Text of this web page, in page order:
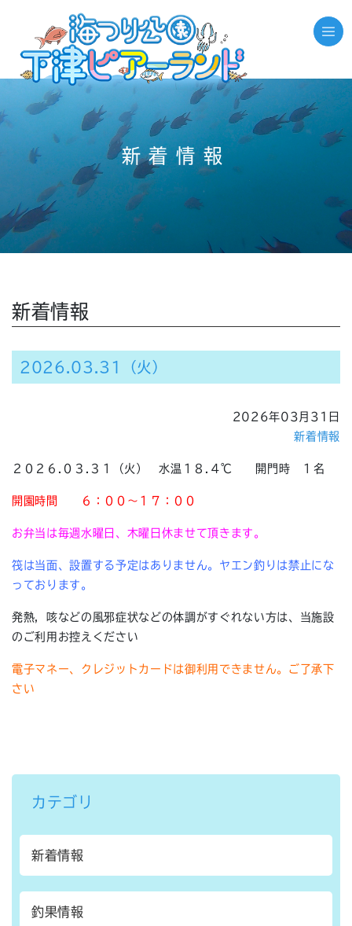
新着情報
新着情報
2026.03.31（火）
2026年03月31日
新着情報
２０２６.０３.３１（火） 水温１８.４℃ 開門時 １名
開園時間 ６：００～１７：００
お弁当は毎週水曜日、木曜日休ませて頂きます。
筏は当面、設置する予定はありません。ヤエン釣りは禁止にな
っております。
発熱，咳などの風邪症状などの体調がすぐれない方は、当施設
のご利用お控えください
電子マネー、クレジットカードは御利用できません。ご了承下
さい
カテゴリ
新着情報
釣果情報